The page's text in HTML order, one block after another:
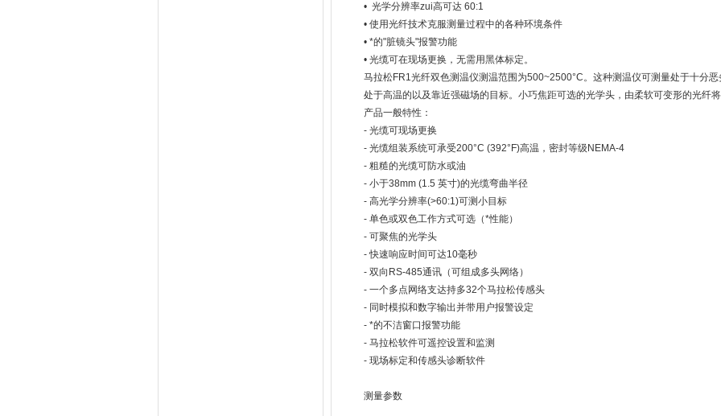
• 光学分辨率zui高可达 60:1
• 使用光纤技术克服测量过程中的各种环境条件
• *的"脏镜头"报警功能
• 光缆可在现场更换，无需用黑体标定。
马拉松FR1光纤双色测温仪测温范围为500~2500°C。这种测温仪可测量处于十分
处于高温的以及靠近强磁场的目标。小巧焦距可选的光学头，由柔软可变形的光纤
产品一般特性：
- 光缆可现场更换
- 光缆组装系统可承受200°C (392°F)高温，密封等级NEMA-4
- 粗糙的光缆可防水或油
- 小于38mm (1.5 英寸)的光缆弯曲半径
- 高光学分辨率(>60:1)可测小目标
- 单色或双色工作方式可选（*性能）
- 可聚焦的光学头
- 快速响应时间可达10毫秒
- 双向RS-485通讯（可组成多头网络）
- 一个多点网络支达持多32个马拉松传感头
- 同时模拟和数字输出并带用户报警设定
- *的不洁窗口报警功能
- 马拉松软件可遥控设置和监测
- 现场标定和传感头诊断软件
测量参数